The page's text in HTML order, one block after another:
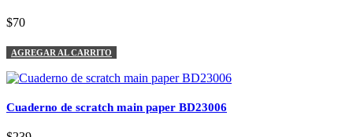
$70
AGREGAR AL CARRITO
Cuaderno de scratch main paper BD23006